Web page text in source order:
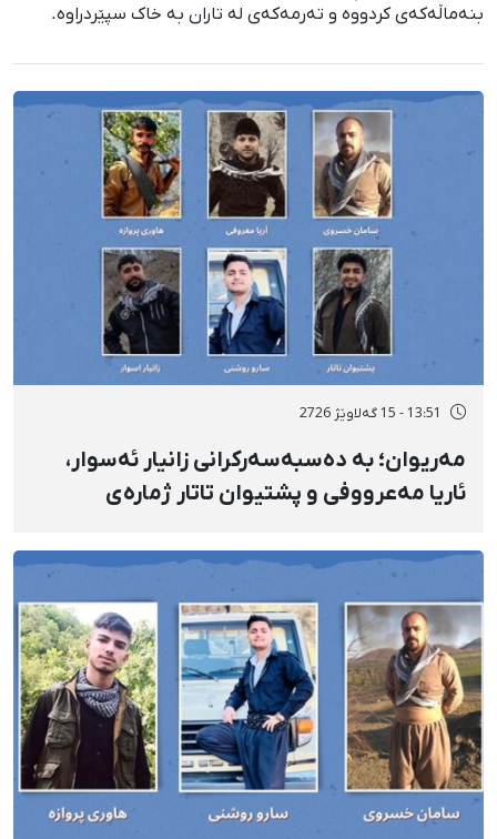
بنەماڵەکەی کردووە و تەرمەکەی لە تاران بە خاک سپێردراوە.
13:51 - 15 گەلاوێژ 2726
مەریوان؛ بە دەسبەسەرکرانی زانیار ئەسوار،
ئاریا مەعرووفی و پشتیوان تاتار ژمارەی
بۆ شەش کەس زیادی کرد